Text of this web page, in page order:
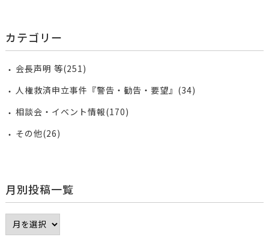
カテゴリー
会長声明 等(251)
人権救済申立事件『警告・勧告・要望』(34)
相談会・イベント情報(170)
その他(26)
月別投稿一覧